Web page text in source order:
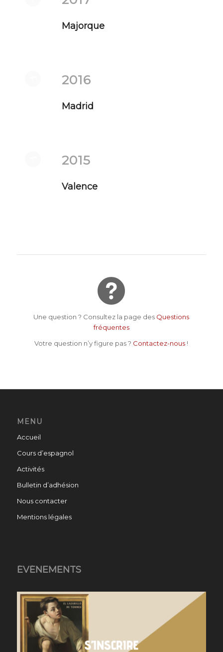
Majorque
2016
Madrid
2015
Valence
Une question ? Consultez la page des Questions
fréquentes
Votre question n’y figure pas ? Contactez-nous !
MENU
Accueil
Cours d’espagnol
Activités
Bulletin d’adhésion
Nous contacter
Mentions légales
ÉVÉNEMENTS